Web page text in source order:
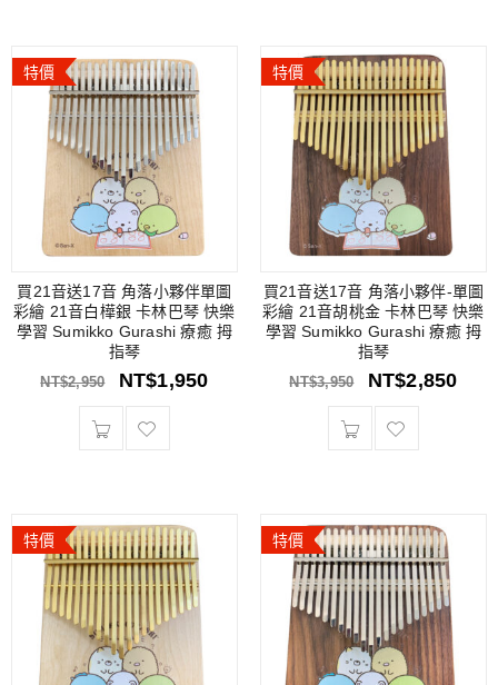
特價
買21音送17音 角落小夥伴單圖
彩繪 21音白樺銀 卡林巴琴 快樂
學習 Sumikko Gurashi 療癒 拇
指琴
NT$2,950 NT$1,950
特價
買21音送17音 角落小夥伴-單圖
彩繪 21音胡桃金 卡林巴琴 快樂
學習 Sumikko Gurashi 療癒 拇
指琴
NT$3,950 NT$2,850
特價 特價